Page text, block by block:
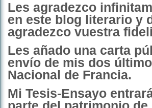
Les agradezco
en este blog literario y
agradezco vuestra
Les añado una carta
envío de mis dos
Nacional de Francia.
Mi Tesis-Ensayo